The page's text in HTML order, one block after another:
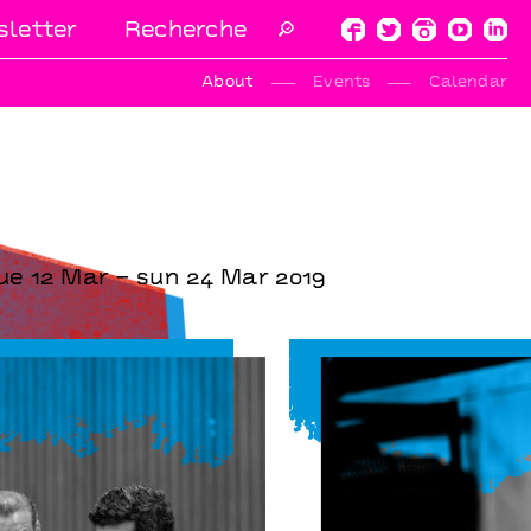
🔎
About Events Calendar
12 Mar – sun 24 Mar 2019